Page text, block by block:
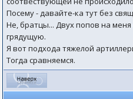
Посему - давайте-ка тут без
Не, братцы... Двух попов на
грядущую.
Я вот подхода тяжелой
Тогда сравняемся.